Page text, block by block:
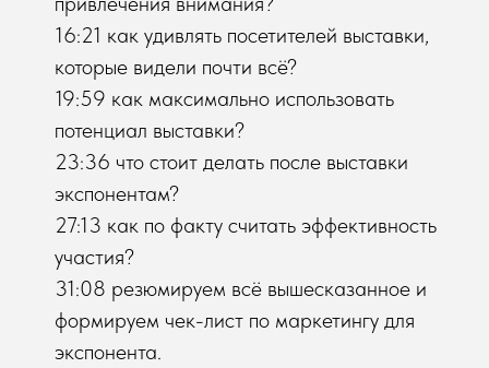
16:21 как удивлять посетителей выставки,
которые видели почти всё?
19:59 как максимально использовать
потенциал выставки?
23:36 что стоит делать после выставки
экспонентам?
27:13 как по факту считать эффективность
участия?
31:08 резюмируем всё вышесказанное и
формируем чек-лист по маркетингу для
экспонента.